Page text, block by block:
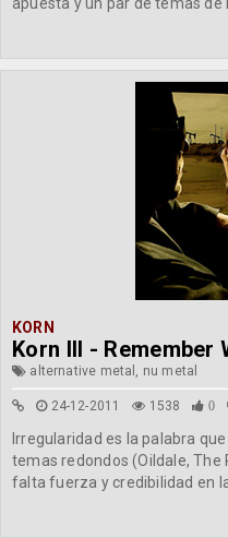
KORN
Korn III - Remember
alternative metal, nu metal
24-12-2011 1538 0
Irregularidad es la palabra
temas redondos (Oildale, The
falta fuerza y credibilidad en